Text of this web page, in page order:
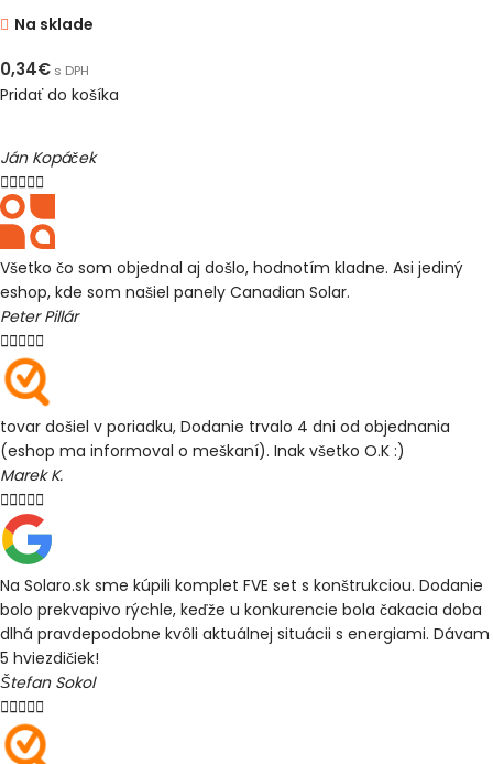
Na sklade
0,34€ s DPH
Pridať do košíka
Ján Kopáček

Všetko čo som objednal aj došlo, hodnotím kladne. Asi jediný
eshop, kde som našiel panely Canadian Solar.
Peter Pillár

tovar došiel v poriadku, Dodanie trvalo 4 dni od objednania
(eshop ma informoval o meškaní). Inak všetko O.K :)
Marek K.

Na Solaro.sk sme kúpili komplet FVE set s konštrukciou. Dodanie
bolo prekvapivo rýchle, keďže u konkurencie bola čakacia doba
dlhá pravdepodobne kvôli aktuálnej situácii s energiami. Dávam
5 hviezdičiek!
Štefan Sokol
